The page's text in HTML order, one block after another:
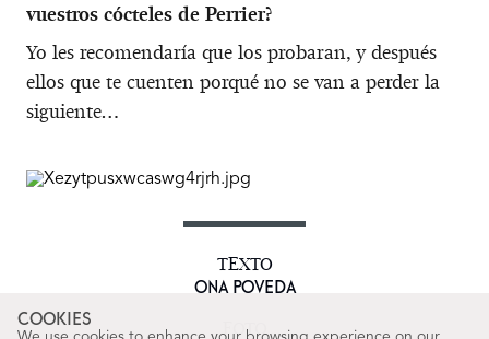
vuestros cócteles de Perrier?
Yo les recomendaría que los probaran, y después
ellos que te cuenten porqué no se van a perder la
siguiente…
TEXTO
ONA POVEDA
FOTO
COOKIES